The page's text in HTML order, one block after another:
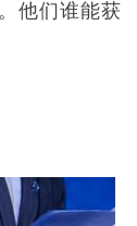
他们谁能获